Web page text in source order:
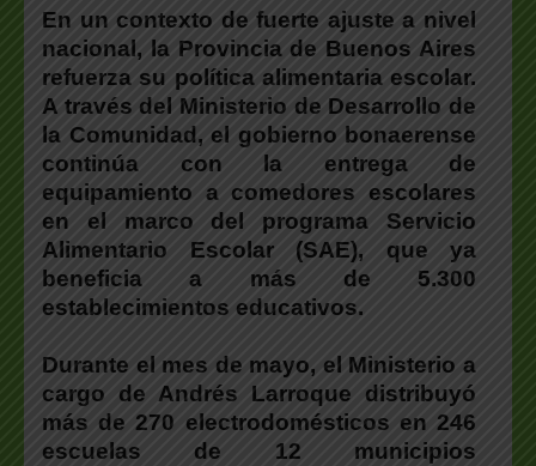
En un contexto de fuerte ajuste a nivel
nacional, la Provincia de Buenos Aires
refuerza su política alimentaria escolar.
A través del Ministerio de Desarrollo de
la Comunidad, el gobierno bonaerense
continúa con la entrega de
equipamiento a comedores escolares
en el marco del programa Servicio
Alimentario Escolar (SAE), que ya
beneficia a más de 5.300
establecimientos educativos.
Durante el mes de mayo, el Ministerio a
cargo de Andrés Larroque distribuyó
más de 270 electrodomésticos en 246
escuelas de 12 municipios